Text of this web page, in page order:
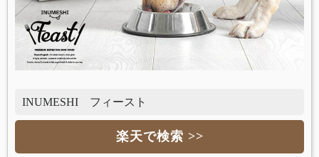
INUMESHI フィースト
楽天で検索 >>